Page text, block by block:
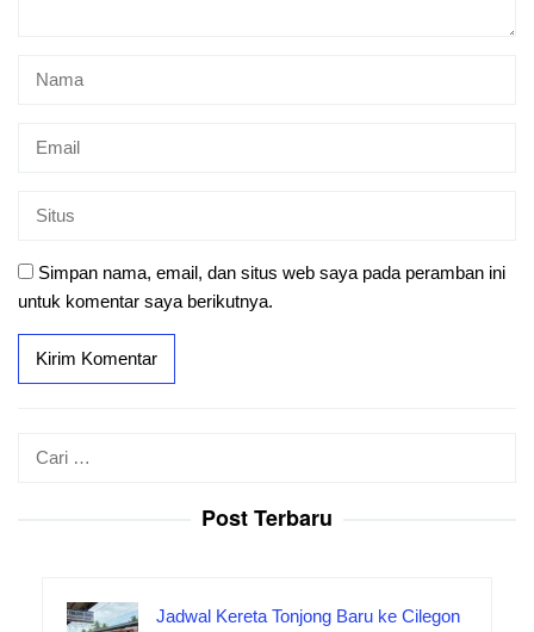
Simpan nama, email, dan situs web saya pada peramban ini
untuk komentar saya berikutnya.
Post Terbaru
Jadwal Kereta Tonjong Baru ke Cilegon